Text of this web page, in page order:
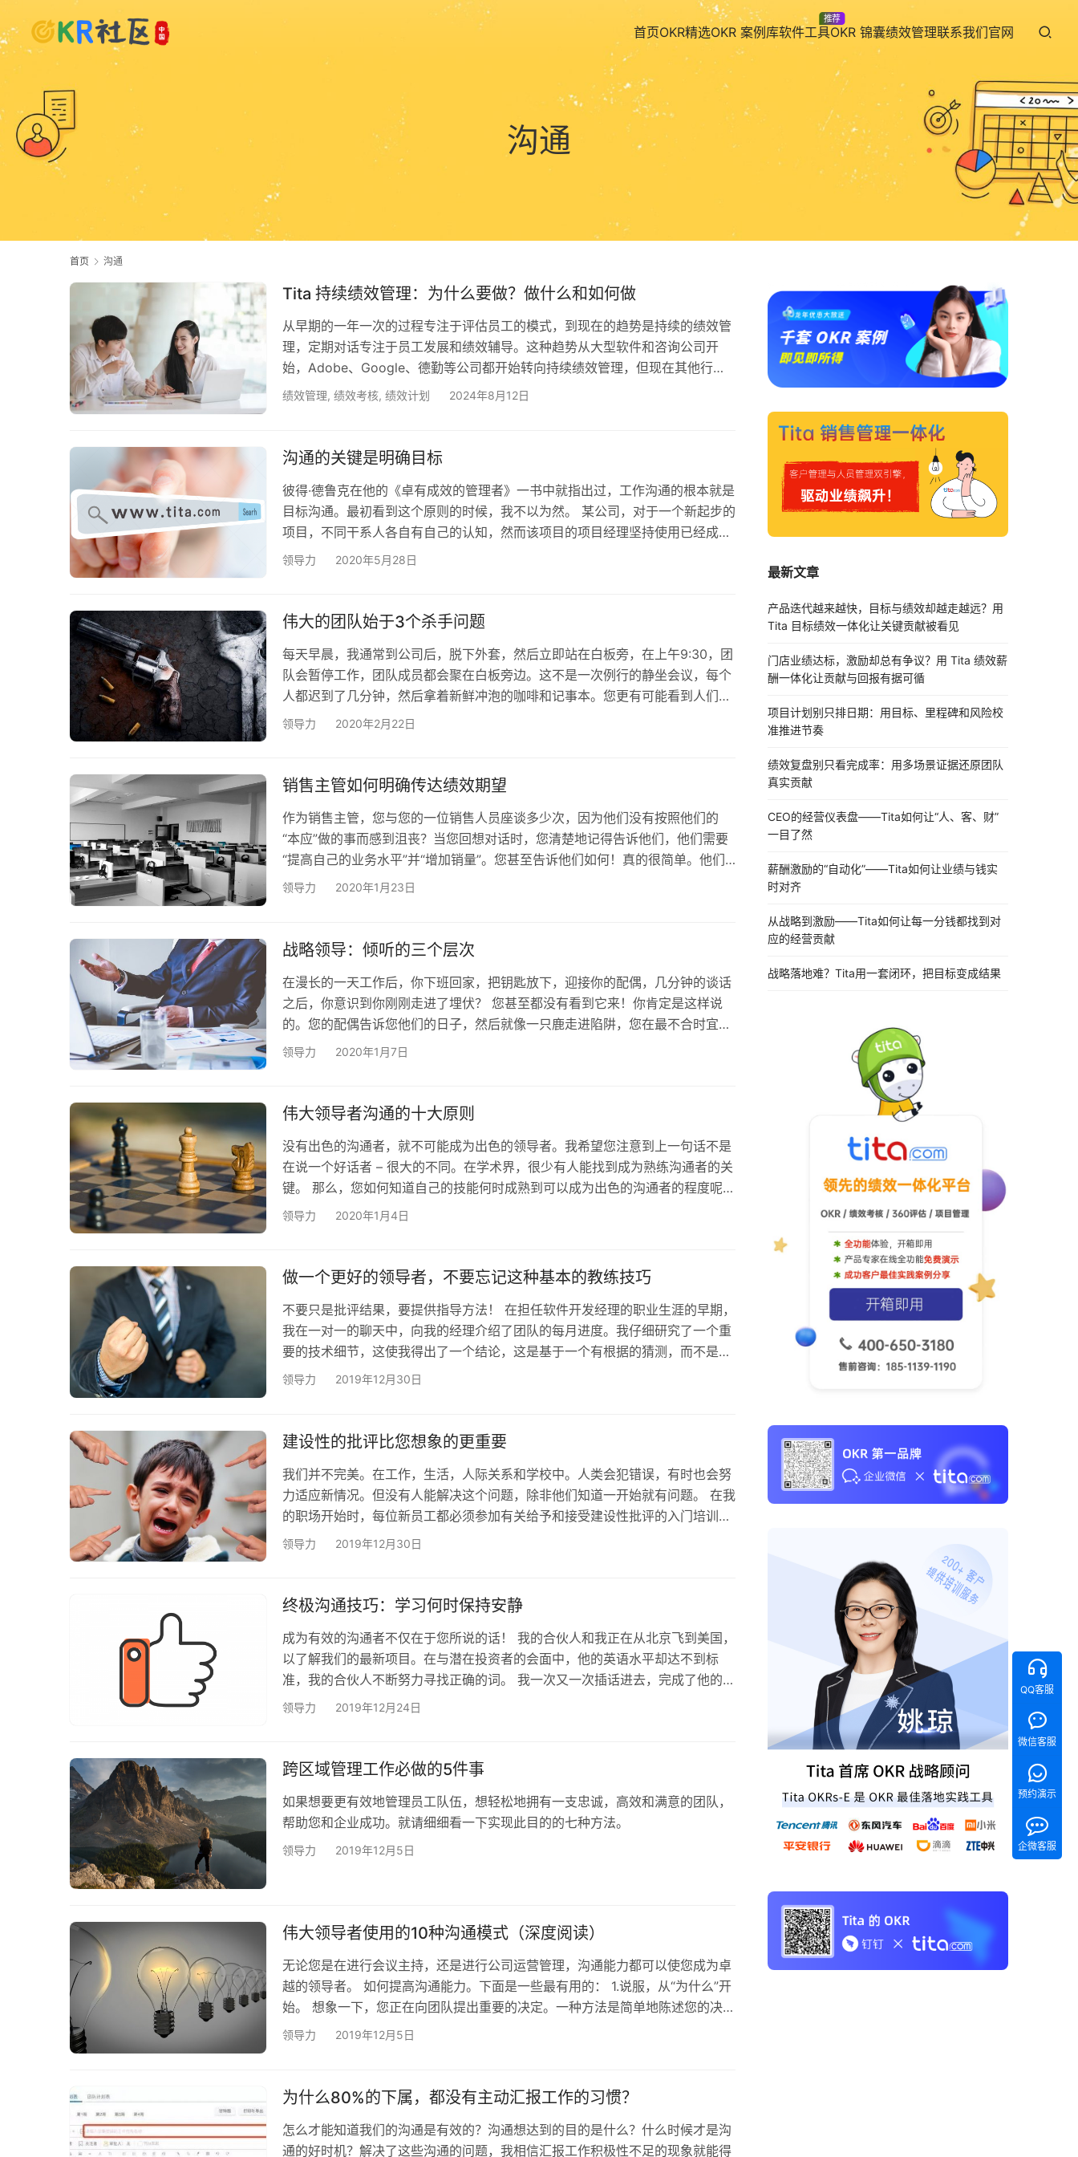
首页OKR精选OKR 案例库软件工具
推荐
OKR 锦囊绩效管理联系我们官网
沟通
首页 沟通
Tita 持续绩效管理：为什么要做？做什么和如何做
从早期的一年一次的过程专注于评估员工的模式，到现在的趋势是持续的绩效管
理，定期对话专注于员工发展和绩效辅导。这种趋势从大型软件和咨询公司开
始，Adobe、Google、德勤等公司都开始转向持续绩效管理，但现在其他行业
和小公司也在追赶。
绩效管理, 绩效考核, 绩效计划 2024年8月12日
沟通的关键是明确目标
彼得·德鲁克在他的《卓有成效的管理者》一书中就指出过，工作沟通的根本就是
目标沟通。最初看到这个原则的时候，我不以为然。 某公司，对于一个新起步的
项目，不同干系人各自有自己的认知，然而该项目的项目经理坚持使用已经成熟
的方案，公司发起人对项目经理的“任性”很不满。 公司高管的项目目标是通过项
不同喜好、不同知识结构的人。然而项目正是要让这样一个群体，去协同完成
领导力 2020年5月28日
伟大的团队始于3个杀手问题
每天早晨，我通常到公司后，脱下外套，然后立即站在白板旁，在上午9:30，团
队会暂停工作，团队成员都会聚在白板旁边。这不是一次例行的静坐会议，每个
人都迟到了几分钟，然后拿着新鲜冲泡的咖啡和记事本。您更有可能看到人们在
纸上乱涂乱画。 上午9:45，会议结束并且团队恢复工作后，团队经理又与部门
在30到45分钟内，来自第一线的关键信息被传达给了高级领导，要么是“…
领导力 2020年2月22日
销售主管如何明确传达绩效期望
作为销售主管，您与您的一位销售人员座谈多少次，因为他们没有按照他们的
“本应”做的事而感到沮丧？当您回想对话时，您清楚地记得告诉他们，他们需要
“提高自己的业务水平”并“增加销量”。您甚至告诉他们如何！真的很简单。他们
需要“展望更多”， “打出更多电话”和“提高发现能力”。为什么不起作用？您给了
多。在新经理甚至经验丰富的经理中，他们总是忙于太多的事情，这很常见。…
领导力 2020年1月23日
战略领导：倾听的三个层次
在漫长的一天工作后，你下班回家，把钥匙放下，迎接你的配偶，几分钟的谈话
之后，你意识到你刚刚走进了埋伏？ 您甚至都没有看到它来！你肯定是这样说
的。您的配偶告诉您他们的日子，然后就像一只鹿走进陷阱，您在最不合时宜的
时候发表了自己的看法。你在想什么？！？！ 现在您很困惑，你们很沮丧，你们
的聆听。直到那时，我才意识到我一生中实际上是一个相当贫穷的听众。 有效的
领导力 2020年1月7日
伟大领导者沟通的十大原则
没有出色的沟通者，就不可能成为出色的领导者。我希望您注意到上一句话不是
在说一个好话者 – 很大的不同。在学术界，很少有人能找到成为熟练沟通者的关
键。 那么，您如何知道自己的技能何时成熟到可以成为出色的沟通者的程度呢？
答案是，您与他人的互动将始终遵循以下十项原则： 不要用分叉的舌头说话 在
直，虽然你可以尝试要求信任，但它很少奏效。信任最好是通过正确…
领导力 2020年1月4日
做一个更好的领导者，不要忘记这种基本的教练技巧
不要只是批评结果，要提供指导方法！ 在担任软件开发经理的职业生涯的早期，
我在一对一的聊天中，向我的经理介绍了团队的每月进度。我仔细研究了一个重
要的技术细节，这使我得出了一个结论，这是基于一个有根据的猜测，而不是硬
事实。由于没有意识到这一点，我以事实的方式提出了这个结论，期待着进入下
个错误，并被好奇的问题吓了一跳。我把句子拼凑起来，试图解释我可能犯了一
领导力 2019年12月30日
建设性的批评比您想象的更重要
我们并不完美。在工作，生活，人际关系和学校中。人类会犯错误，有时也会努
力适应新情况。但没有人能解决这个问题，除非他们知道一开始就有问题。 在我
的职场开始时，每位新员工都必须参加有关给予和接受建设性批评的入门培训课
程。尽管我的同事发现这很浪费时间，但我发现这门入门培训课程很有趣。 大多
三年经验之后，我已经知道，大多数人在管理或领导职位认为“建设性”的建设
领导力 2019年12月30日
终极沟通技巧：学习何时保持安静
成为有效的沟通者不仅在于您所说的话！ 我的合伙人和我正在从北京飞到美国，
以了解我们的最新项目。在与潜在投资者的会面中，他的英语水平却达不到标
准，我的合伙人不断努力寻找正确的词。 我一次又一次插话进去，完成了他的句
子。我以为我在帮助情况。但是当我第四次开始对接时，投资者举起了手，直视
的一堂课，在所有行业中都有体现：最好的作家知道什么时候该停止使用单…
领导力 2019年12月24日
跨区域管理工作必做的5件事
如果想要更有效地管理员工队伍，想轻松地拥有一支忠诚，高效和满意的团队，
帮助您和企业成功。就请细细看一下实现此目的的七种方法。
领导力 2019年12月5日
伟大领导者使用的10种沟通模式（深度阅读）
无论您是在进行会议主持，还是进行公司运营管理，沟通能力都可以使您成为卓
越的领导者。 如何提高沟通能力。下面是一些最有用的： 1.说服，从“为什么”开
始。 想象一下，您正在向团队提出重要的决定。一种方法是简单地陈述您的决
定，然后解释您为什么做出该决定。但是，在您说了几秒钟之后，听众便会凭直
是合乎逻辑的结论。 2.要赢得人心，先展示脆弱性，然后再展示愿景。 您…
领导力 2019年12月5日
为什么80%的下属，都没有主动汇报工作的习惯？
怎么才能知道我们的沟通是有效的？沟通想达到的目的是什么？什么时候才是沟
通的好时机？解决了这些沟通的问题，我相信汇报工作积极性不足的现象就能得
最新文章
产品迭代越来越快，目标与绩效却越走越远？用
Tita 目标绩效一体化让关键贡献被看见
门店业绩达标，激励却总有争议？用 Tita 绩效薪
酬一体化让贡献与回报有据可循
项目计划别只排日期：用目标、里程碑和风险校
准推进节奏
绩效复盘别只看完成率：用多场景证据还原团队
真实贡献
CEO的经营仪表盘——Tita如何让“人、客、财”
一目了然
薪酬激励的“自动化”——Tita如何让业绩与钱实
时对齐
从战略到激励——Tita如何让每一分钱都找到对
应的经营贡献
战略落地难？Tita用一套闭环，把目标变成结果
QQ客服
微信客服
预约演示
企微客服